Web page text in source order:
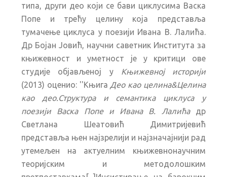
типа, други део који се бави циклусима Васка
Попе и трећу целину која представља
тумачење циклуса у поезији Ивана В. Лалића.
Др Бојан Јовић, научни саветник Института за
књижевност и уметност је у критици ове
студије објављеној у Књижевној историји
(2013) оценио: ''Књига Део као целина&Целина
као део.Структура и семантика циклуса у
поезији Васка Попе и Ивана В. Лалићадр
Светлана Шеатовић Димитријевић
представља њен најзрелији и најзначајнији рад
утемељен на актуелним књижевнонаучним
теоријским и методолошким